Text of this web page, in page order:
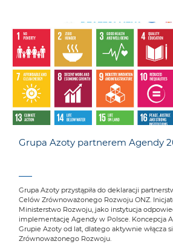
Grupa Azoty partnerem Agendy
Grupa Azoty przystąpiła do deklaracji
Celów Zrównoważonego Rozwoju ONZ.
Ministerstwo Rozwoju, jako instytucja
implementację Agendy w Polsce. Koncepcja
Grupie Azoty od lat, dlatego aktywnie włącza
Zrównoważonego Rozwoju.